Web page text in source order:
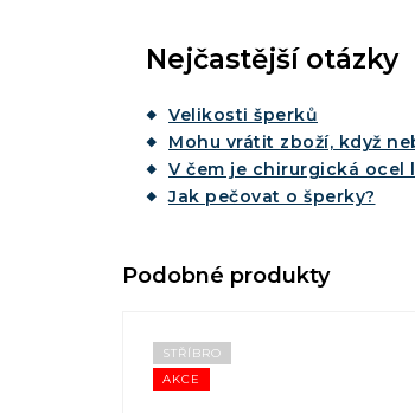
Nejčastější otázky
Velikosti šperků
Mohu vrátit zboží, když
V čem je chirurgická ocel
Jak pečovat o šperky?
AKCE
STŘÍBRO